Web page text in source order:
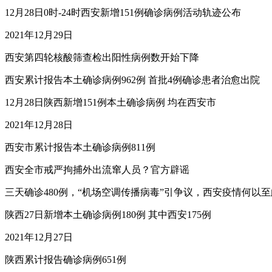
12月28日0时-24时西安新增151例确诊病例活动轨迹公布
2021年12月29日
西安第四轮核酸筛查检出阳性病例数开始下降
西安累计报告本土确诊病例962例 首批4例确诊患者治愈出院
12月28日陕西新增151例本土确诊病例 均在西安市
2021年12月28日
西安市累计报告本土确诊病例811例
西安全市戒严拘捕外出流窜人员？官方辟谣
三天确诊480例，“机场空调传播病毒”引争议，西安疫情何以
陕西27日新增本土确诊病例180例 其中西安175例
2021年12月27日
陕西累计报告确诊病例651例